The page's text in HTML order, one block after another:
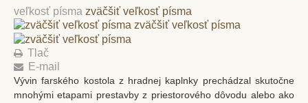
Kapláni
Rehoľníci
Rodáci
Kostoly
veľkosť písma zväčšiť veľkosť písma
zväčšiť veľkosť písma
Tlač
E-mail
Vývin farského kostola z hradnej kaplnky prechádzal skutočne
mnohými etapami prestavby z priestorového dôvodu alebo ako